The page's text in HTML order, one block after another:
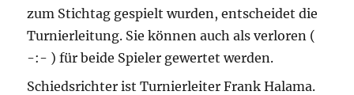
zum Stichtag gespielt wurden, entscheidet die
Turnierleitung. Sie können auch als verloren (
-:- ) für beide Spieler gewertet werden.
Schiedsrichter ist Turnierleiter Frank Halama.